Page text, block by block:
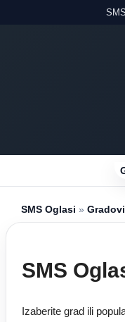
SMS Oglasi »
SMS
Izaberite grad ili